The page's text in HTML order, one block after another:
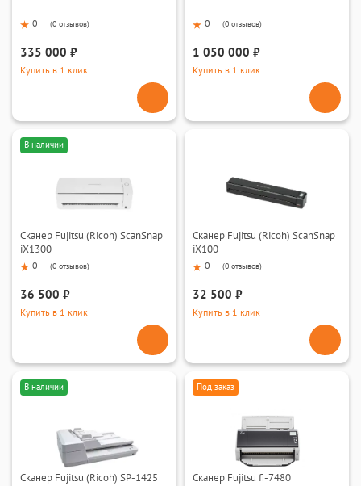
0 (0 отзывов)
335 000 ₽
Купить в 1 клик
0 (0 отзывов)
1 050 000 ₽
Купить в 1 клик
В наличии
Сканер Fujitsu (Ricoh) ScanSnap
iX1300
0 (0 отзывов)
36 500 ₽
Купить в 1 клик
Сканер Fujitsu (Ricoh) ScanSnap
iX100
0 (0 отзывов)
32 500 ₽
Купить в 1 клик
В наличии
Сканер Fujitsu (Ricoh) SP-1425
Под заказ
Сканер Fujitsu fi-7480